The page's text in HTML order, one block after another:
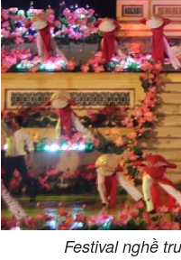
Festival nghề